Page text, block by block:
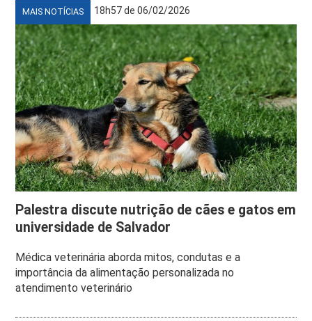
MAIS NOTÍCIAS 18h57 de 06/02/2026
Palestra discute nutrição de cães e gatos em
universidade de Salvador
Médica veterinária aborda mitos, condutas e a
importância da alimentação personalizada no
atendimento veterinário